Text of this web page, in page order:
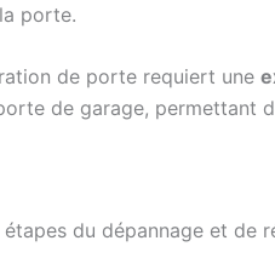
porte.
de porte requiert une
de garage, permettant
étapes du dépannage et de